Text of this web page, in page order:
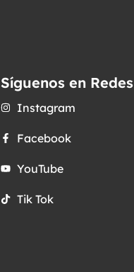
Síguenos en Redes
Instagram
Facebook
YouTube
Tik Tok